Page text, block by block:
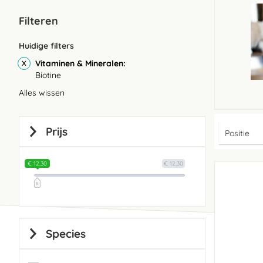
Filteren
Huidige filters
Vitaminen & Mineralen
Biotine
Alles wissen
Prijs
€ 12,30
€ 12,30
Species